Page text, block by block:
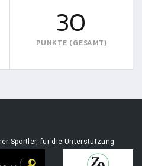
30
PUNKTE (GESAMT)
Sportler, für die Unterstützung